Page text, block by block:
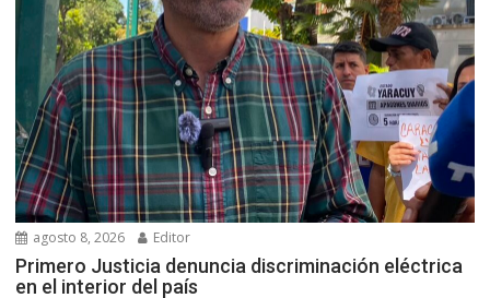
agosto 8, 2026 Editor
Primero Justicia denuncia discriminación eléctrica
en el interior del país